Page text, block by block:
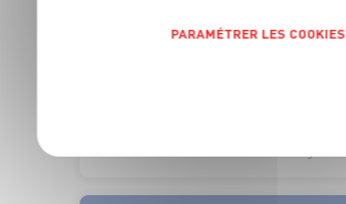
TABOULÉ AUX AGRUMES
PARAMÉTRER LES COOKIES